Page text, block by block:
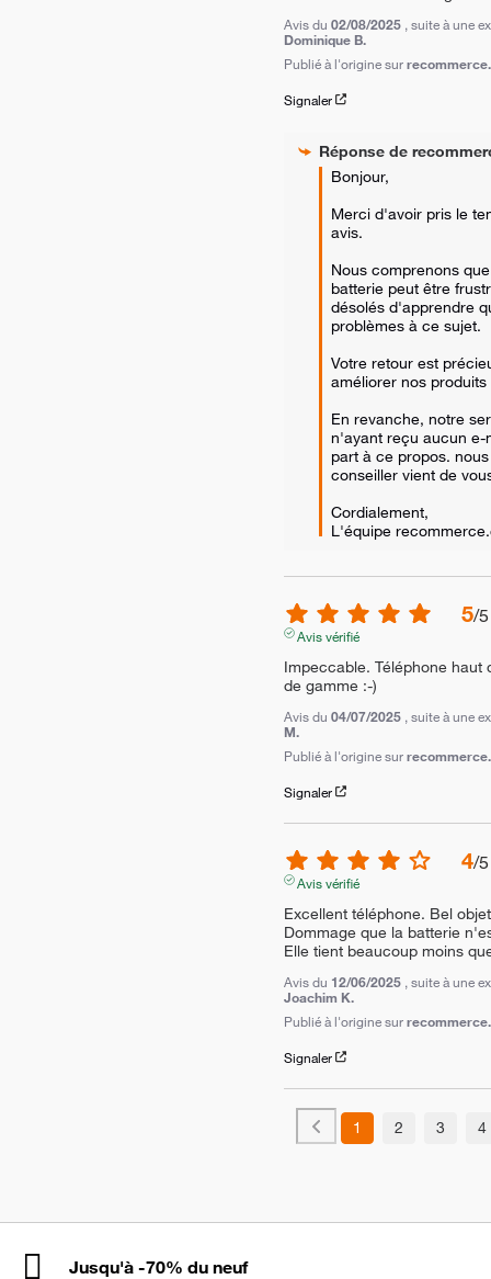
Avis du 02/08/2025 , suite à une
Dominique B.
Publié à l'origine sur
Signaler
Réponse de
Bonjour,
Merci d'avoir pris le
avis.
Nous comprenons
batterie peut être
désolés d'apprendre
problèmes à ce sujet.
Votre retour est
améliorer nos
En revanche, notre
n'ayant reçu aucun e-
part à ce propos.
conseiller vient de
Cordialement,
L'équipe
5/5
Avis vérifié
Impeccable. Téléphone haut
de gamme :-)
Avis du 04/07/2025 , suite à une
M.
Publié à l'origine sur
Signaler
4/5
Avis vérifié
Excellent téléphone. Bel
Dommage que la batterie
Elle tient beaucoup moins
Avis du 12/06/2025 , suite à une
Joachim K.
Publié à l'origine sur
Signaler
1 2 3 4
Jusqu'à -70% du neuf